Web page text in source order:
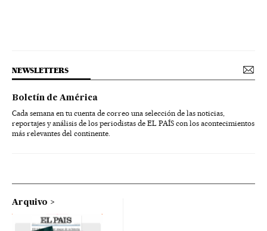
NEWSLETTERS
Boletín de América
Cada semana en tu cuenta de correo una selección de las noticias,
reportajes y análisis de los periodistas de EL PAÍS con los acontecimientos
más relevantes del continente.
Arquivo